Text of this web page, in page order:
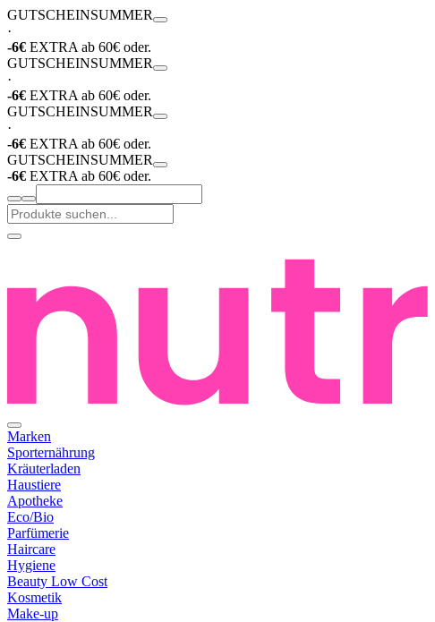
GUTSCHEINSUMMER
·
-6€ EXTRA ab 60€ oder.
GUTSCHEINSUMMER
·
-6€ EXTRA ab 60€ oder.
GUTSCHEINSUMMER
·
-6€ EXTRA ab 60€ oder.
GUTSCHEINSUMMER
-6€ EXTRA ab 60€ oder.
Marken
Sporternährung
Kräuterladen
Haustiere
Apotheke
Eco/Bio
Parfümerie
Haircare
Hygiene
Beauty Low Cost
Kosmetik
Make-up